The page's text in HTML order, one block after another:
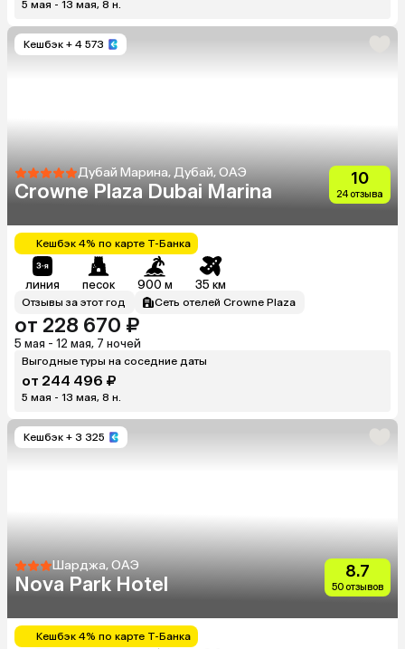
5 мая - 13 мая, 8 н.
Кешбэк + 4 573
Дубай Марина, Дубай, ОАЭ
Crowne Plaza Dubai Marina
10
24 отзыва
Кешбэк 4% по карте Т-Банка
линия песок 900 м 35 км
Отзывы за этот год Сеть отелей Crowne Plaza
от 228 670 ₽
5 мая - 12 мая, 7 ночей
Выгодные туры на соседние даты
от 244 496 ₽
5 мая - 13 мая, 8 н.
Кешбэк + 3 325
Шарджа, ОАЭ
Nova Park Hotel
8.7
50 отзывов
Кешбэк 4% по карте Т-Банка